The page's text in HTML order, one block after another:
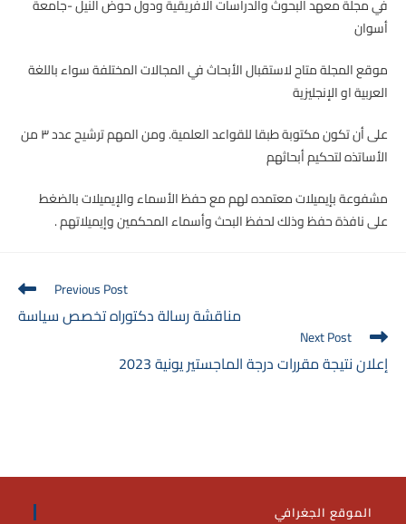
في مجلة معهد البحوث والدراسات الافريقية ودول حوض النيل -جامعة
أسوان
موقع المجلة متاح لاستقبال الأبحاث في المجالات المختلفة سواء باللغة
العربية او الإنجليزية
على أن تكون مكتوبة طبقا للقواعد العلمية. ومن المهم ترشيح عدد ٣ من
الأساتذه لتحكيم أبحاثهم
مشفوعة بإيميلات معتمده لهم مع حفظ الأسماء والإيميلات بالضغط
على نافذة حفظ وذلك لحفظ البحث وأسماء المحكمين وإيميلاتهم .
Read
more
articles
Previous Post
مناقشة رسالة دكتوراه تخصص سياسة
Next Post
إعلان نتيجة مقررات درجة الماجستير يونية 2023
الموقع الجغرافي